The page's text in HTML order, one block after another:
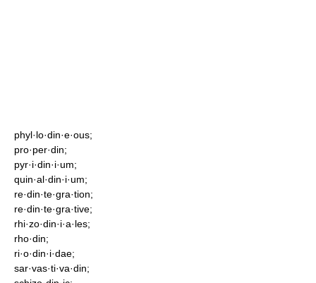
phyl·lo·din·e·ous;
pro·per·din;
pyr·i·din·i·um;
quin·al·din·i·um;
re·din·te·gra·tion;
re·din·te·gra·tive;
rhi·zo·din·i·a·les;
rho·din;
ri·o·din·i·dae;
sar·vas·ti·va·din;